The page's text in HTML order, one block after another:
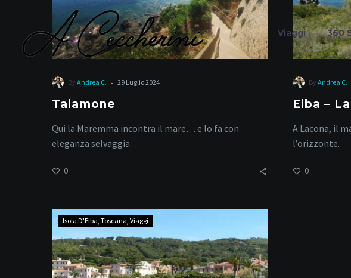
Viaggi 360
By Andrea C. - 29 Luglio 2024
Talamone
Qui la Maremma incontra il mare… e lo fa con
eleganza selvaggia.
0
By Andrea C.
Elba –
A Lacona, il
l’orizzonte.
0
Isola D'Elba Toscana Viaggi